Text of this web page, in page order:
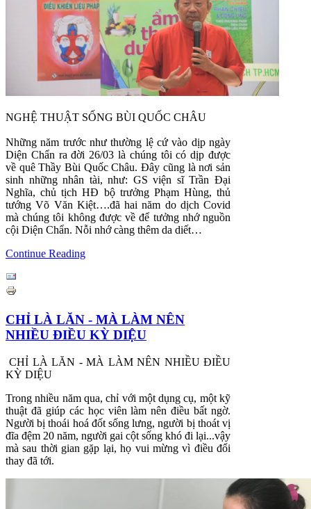
NGHỆ THUẬT SỐNG BÙI QUỐC CHÂU
Những năm trước như thường lệ cứ vào dịp ngày
Diện Chẩn ra đời 26/03 là chúng tôi có dịp được
về quê Thầy Bùi Quốc Châu. Đây cũng là nơi sản
sinh những nhân tài, như: GS viện sĩ Trần Đại
Nghĩa, chủ tịch HĐ bộ trưởng Phạm Hùng, thủ
tướng Võ Văn Kiệt….đã hai năm do dịch Covid
mà chúng tôi không được về để tưởng nhớ nguồn
cội Diện Chẩn. Nỗi nhớ càng thêm da diết…
Continue Reading
CHỈ LÀ LĂN - MÀ LÀM NÊN
NHIỀU ĐIỀU KỲ DIỆU
CHỈ LÀ LĂN - MÀ LÀM NÊN NHIỀU ĐIỀU
KỲ DIỆU
Trong nhiều năm qua, chỉ với một dụng cụ, một kỹ
thuật đã giúp các học viên làm nên điều bất ngờ.
Người bị thoái hoá đốt sống lưng, người bị thoát vị
đĩa đệm 20 năm, người gai cột sống khó đi lại...vậy
mà sau thời gian gặp lại, họ vui mừng vì điều đổi
thay đã tới.